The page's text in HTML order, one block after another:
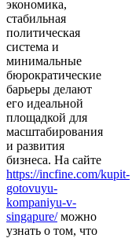
экономика,
стабильная
политическая
система и
минимальные
бюрократические
барьеры делают
его идеальной
площадкой для
масштабирования
и развития
бизнеса. На сайте
https://incfine.com/kupit-
gotovuyu-
kompaniyu-v-
singapure/можно
узнать о том, что